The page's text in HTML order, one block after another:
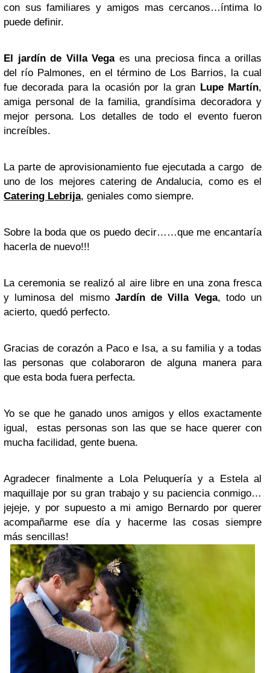
con sus familiares y amigos mas cercanos…íntima lo
puede definir.
El jardín de Villa Vegaes una preciosa finca a orillas
del río Palmones, en el término de Los Barrios, la cual
fue decorada para la ocasión por la gran Lupe Martín,
amiga personal de la familia, grandísima decoradora y
mejor persona. Los detalles de todo el evento fueron
increíbles.
La parte de aprovisionamiento fue ejecutada a cargo de
uno de los mejores catering de Andalucia, como es el
Catering Lebrija, geniales como siempre.
Sobre la boda que os puedo decir……que me encantaría
hacerla de nuevo!!!
La ceremonia se realizó al aire libre en una zona fresca
y luminosa del mismo Jardín de Villa Vega, todo un
acierto, quedó perfecto.
Gracias de corazón a Paco e Isa, a su familia y a todas
las personas que colaboraron de alguna manera para
que esta boda fuera perfecta.
Yo se que he ganado unos amigos y ellos exactamente
igual, estas personas son las que se hace querer con
mucha facilidad, gente buena.
Agradecer finalmente a Lola Peluquería y a Estela al
maquillaje por su gran trabajo y su paciencia conmigo…
jejeje, y por supuesto a mi amigo Bernardo por querer
acompañarme ese día y hacerme las cosas siempre
más sencillas!